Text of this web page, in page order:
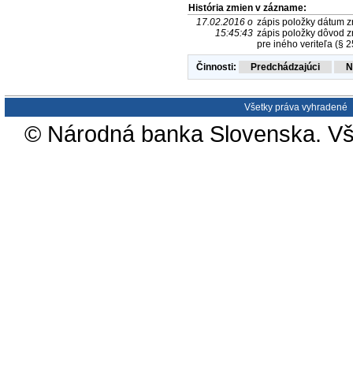
História zmien v zázname:
17.02.2016 o
15:45:43
zápis položky dátum
zápis položky dôvod
pre iného veriteľa (§
Činnosti:
Všetky práva vyhradené
© Národná banka Slovenska.